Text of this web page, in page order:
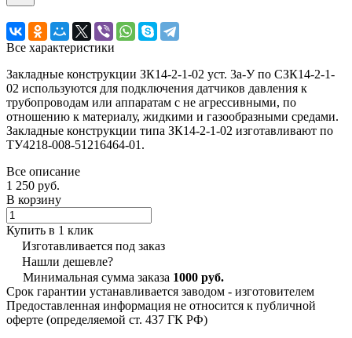
Все характеристики
Закладные конструкции ЗК14-2-1-02 уст. 3а-У по СЗК14-2-1-
02 используются для подключения датчиков давления к
трубопроводам или аппаратам с не агрессивными, по
отношению к материалу, жидкими и газообразными средами.
Закладные конструкции типа ЗК14-2-1-02 изготавливают по
ТУ4218-008-51216464-01.
Все описание
1 250 руб.
В корзину
Купить в 1 клик
Изготавливается под заказ
Нашли дешевле?
Минимальная сумма заказа 1000 руб.
Срок гарантии устанавливается заводом - изготовителем
Предоставленная информация не относится к публичной
оферте (определяемой ст. 437 ГК РФ)